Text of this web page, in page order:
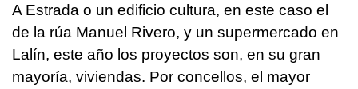
A Estrada o un edificio cultura, en este caso el
de la rúa Manuel Rivero, y un supermercado en
Lalín, este año los proyectos son, en su gran
mayoría, viviendas. Por concellos, el mayor